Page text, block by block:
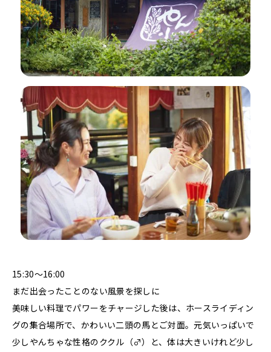
15:30～16:00
まだ出会ったことのない風景を探しに
美味しい料理でパワーをチャージした後は、ホースライディン
グの集合場所で、かわいい二頭の馬とご対面。元気いっぱいで
少しやんちゃな性格のククル（♂）と、体は大きいけれど少し